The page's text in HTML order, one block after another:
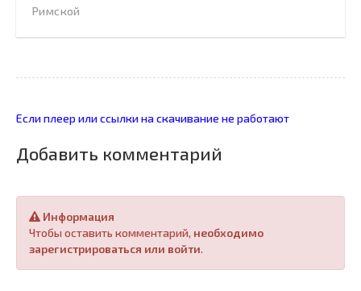
Римской
Если плеер или ссылки на скачивание не работают
Добавить комментарий
Информация
Чтобы оставить комментарий, необходимо
зарегистрироваться или войти.